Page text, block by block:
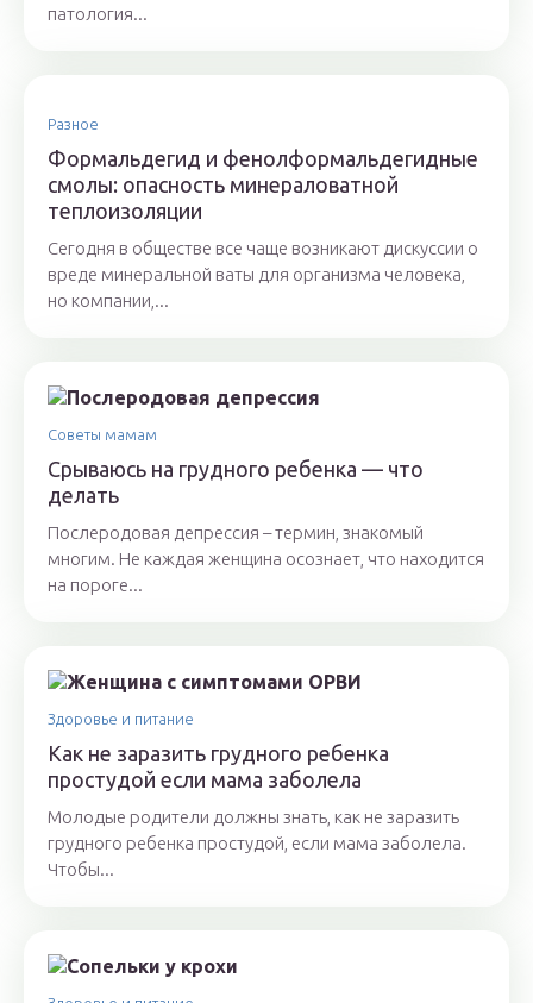
патология...
Разное
Формальдегид и фенолформальдегидные
смолы: опасность минераловатной
теплоизоляции
Сегодня в обществе все чаще возникают дискуссии о
вреде минеральной ваты для организма человека,
но компании,...
Советы мамам
Срываюсь на грудного ребенка — что
делать
Послеродовая депрессия – термин, знакомый
многим. Не каждая женщина осознает, что находится
на пороге...
Здоровье и питание
Как не заразить грудного ребенка
простудой если мама заболела
Молодые родители должны знать, как не заразить
грудного ребенка простудой, если мама заболела.
Чтобы...